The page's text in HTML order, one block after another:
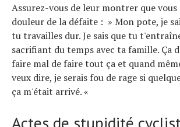
Assurez-vous de leur montrer que
douleur de la défaite : » Mon pote, je
tu travailles dur. Je sais que tu
sacrifiant du temps avec ta famille. Ça
faire mal de faire tout ça et quand
veux dire, je serais fou de rage si
ça m'était arrivé. «
Actes de stupidité